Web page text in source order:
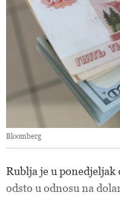
Bloomberg
Rublja je u ponedjeljak
odsto u odnosu na